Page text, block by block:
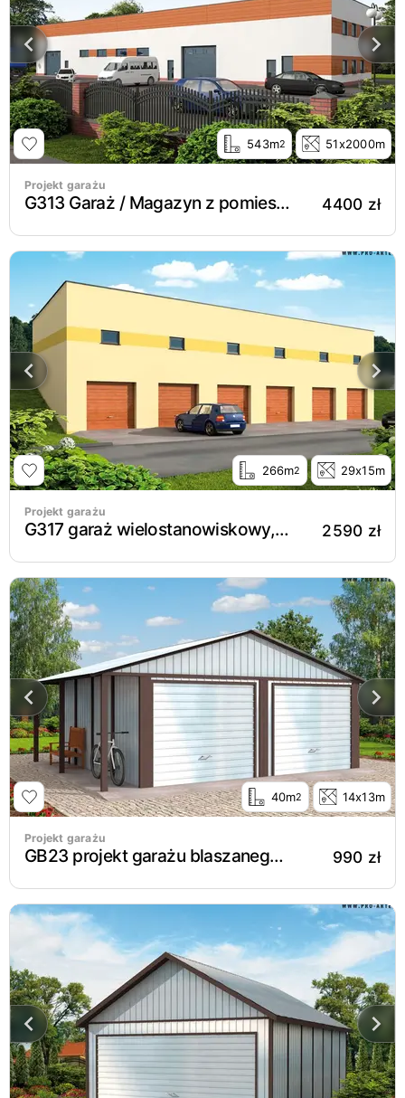
543m2 51x2000m
Projekt garażu
G313 Garaż / Magazyn z pomieszczeniami gospodarczymi 4400 zł
266m2 29x15m
Projekt garażu
G317 garaż wielostanowiskowy, dwupoziomowy 2590 zł
40m2 14x13m
Projekt garażu
GB23 projekt garażu blaszanego dwustanowiskowego. 990 zł